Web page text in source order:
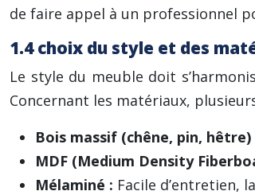
de faire appel à un professionnel
1.4 choix du style et des
Le style du meuble doit
Concernant les matériaux,
Bois massif (chêne, pin, hêtre)
MDF (Medium Density
Mélaminé : Facile d’entretien,